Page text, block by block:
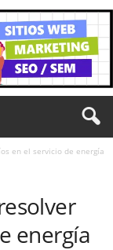
en el servicio de energía
energía